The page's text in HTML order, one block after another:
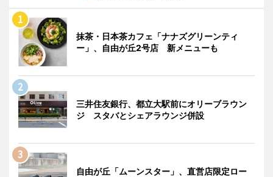
抹茶・日本茶カフェ「ナナズグリーンティ
ー」、自由が丘2号店 新メニューも
三井住友銀行、都立大駅前にオリーブラウン
ジ スタバとシェアラウンジ併設
自由が丘「ムーンスター」、直営店限定ロー